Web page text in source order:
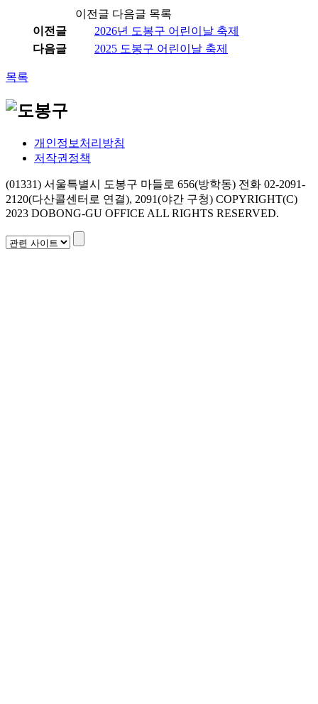
이전글 다음글 목록
이전글
2026년 도봉구 어린이날 축제
다음글
2025 도봉구 어린이날 축제
목록
개인정보처리방침
저작권정책
(01331) 서울특별시 도봉구 마들로 656(방학동) 전화 02-2091-
2120(다산콜센터로 연결), 2091(야간 구청) COPYRIGHT(C)
2023 DOBONG-GU OFFICE ALL RIGHTS RESERVED.